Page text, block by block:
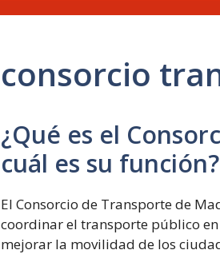
consorcio
¿Qué es el
cuál es su función?
El Consorcio de Transporte de
coordinar el transporte público
mejorar la movilidad de los